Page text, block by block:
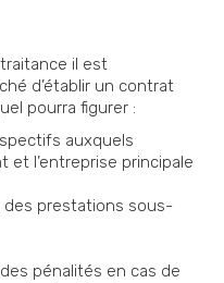
il est
d’établir un contrat
pourra figurer :
auxquels
et l’entreprise principale
des prestations sous-
pénalités en cas de